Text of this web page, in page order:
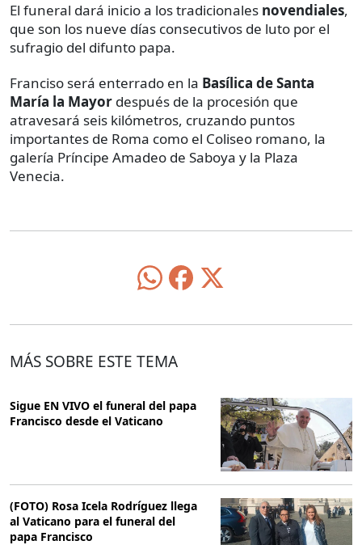
El funeral dará inicio a los tradicionales novendiales,
que son los nueve días consecutivos de luto por el
sufragio del difunto papa.
Franciso será enterrado en la Basílica de Santa
María la Mayor después de la procesión que
atravesará seis kilómetros, cruzando puntos
importantes de Roma como el Coliseo romano, la
galería Príncipe Amadeo de Saboya y la Plaza
Venecia.
MÁS SOBRE ESTE TEMA
Sigue EN VIVO el funeral del papa
Francisco desde el Vaticano
(FOTO) Rosa Icela Rodríguez llega
al Vaticano para el funeral del
papa Francisco